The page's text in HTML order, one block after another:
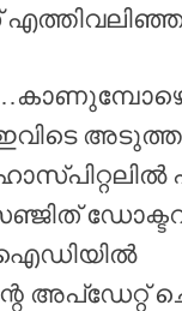
ഇവിടെ
അപ്ഡേറ്റ്